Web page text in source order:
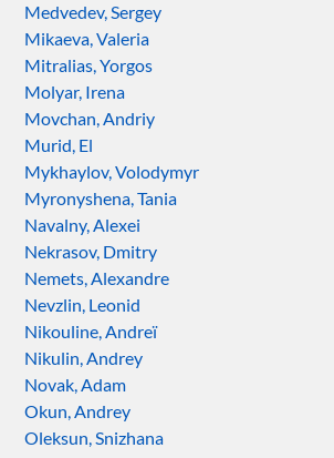
Medvedev, Sergey
Mikaeva, Valeria
Mitralias, Yorgos
Molyar, Irena
Movchan, Andriy
Murid, El
Mykhaylov, Volodymyr
Myronyshena, Tania
Navalny, Alexei
Nekrasov, Dmitry
Nemets, Alexandre
Nevzlin, Leonid
Nikouline, Andreï
Nikulin, Andrey
Novak, Adam
Okun, Andrey
Oleksun, Snizhana